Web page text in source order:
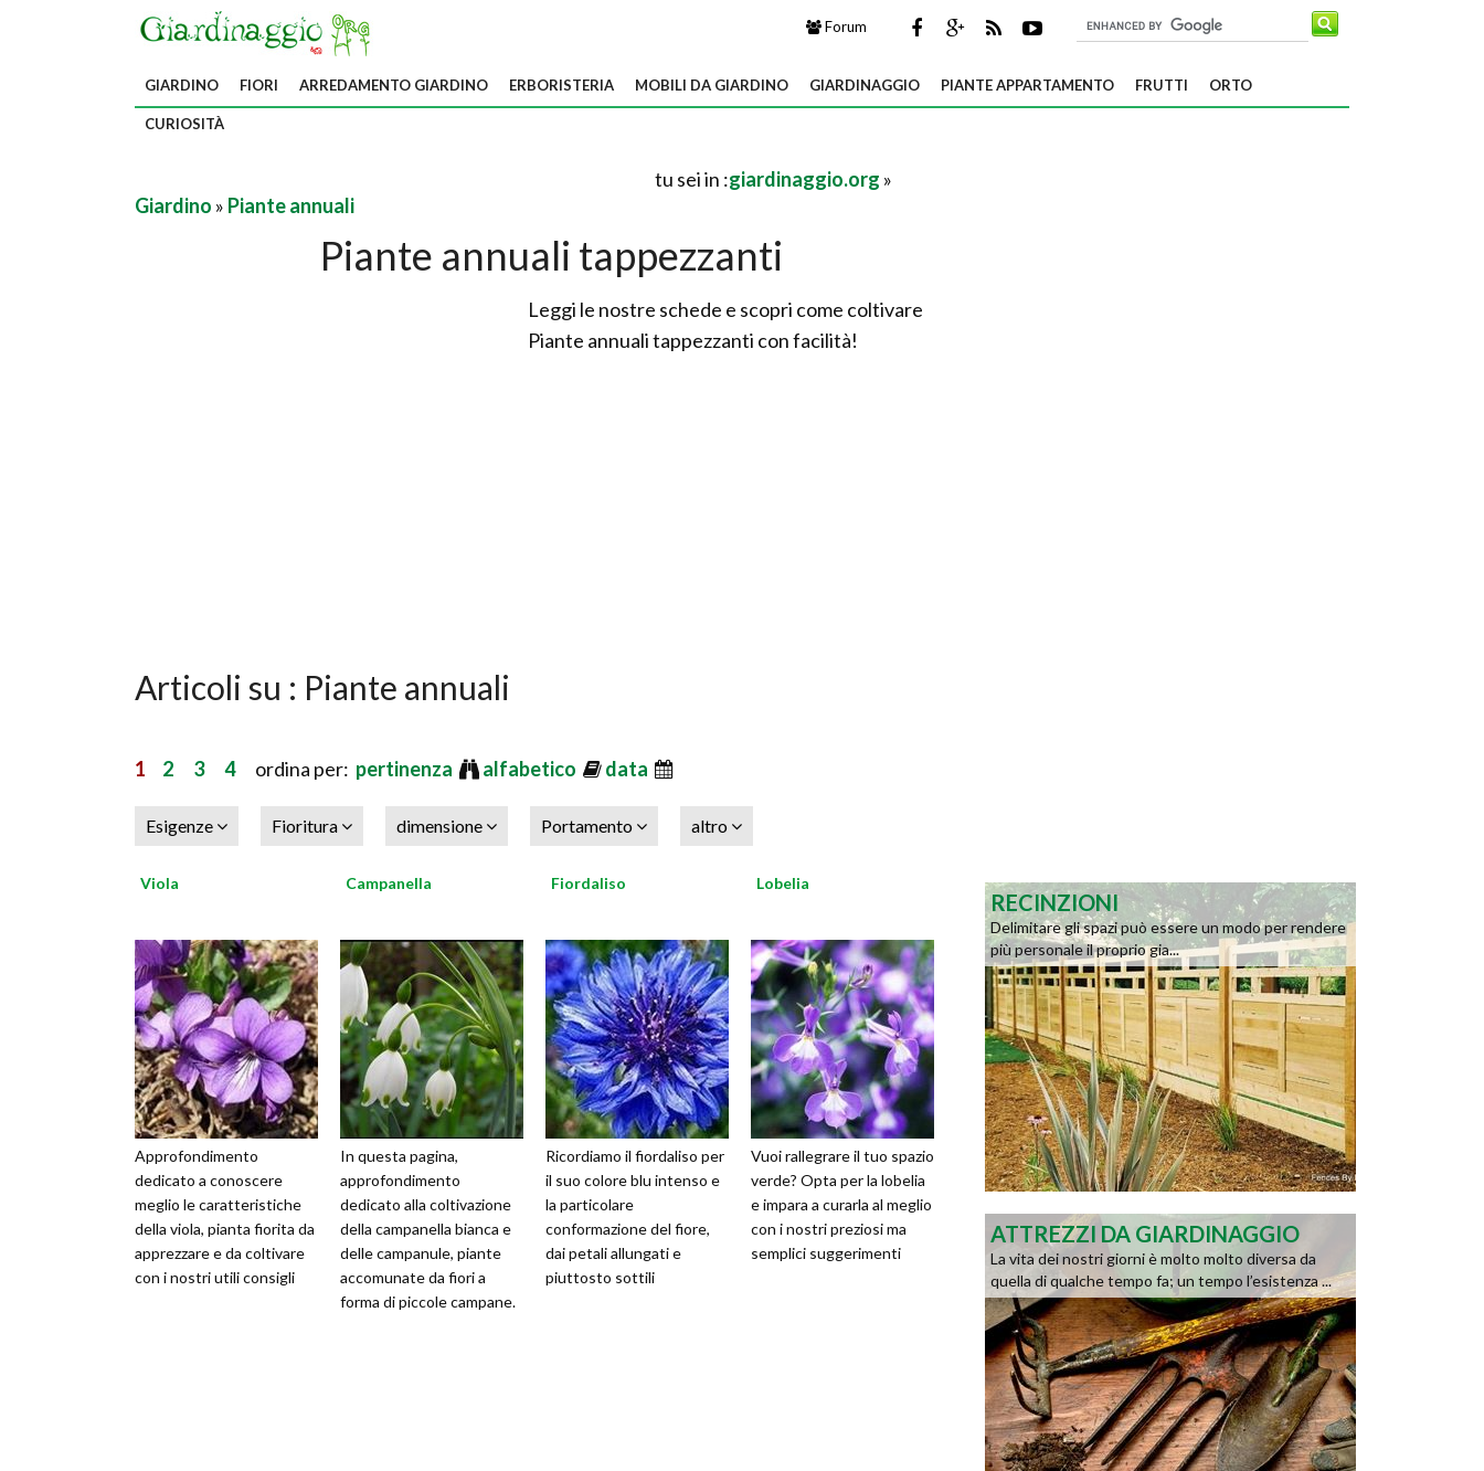
Forum
GIARDINO FIORI ARREDAMENTO GIARDINO ERBORISTERIA MOBILI DA GIARDINO GIARDINAGGIO PIANTE APPARTAMENTO FRUTTI ORTO
CURIOSITÀ
tu sei in :giardinaggio.org »
Giardino » Piante annuali
Piante annuali tappezzanti
Leggi le nostre schede e scopri come coltivare
Piante annuali tappezzanti con facilità!
Articoli su : Piante annuali
1 2 3 4ordina per: pertinenza alfabetico data
Esigenze Fioritura dimensione Portamento altro
Viola
Approfondimento
dedicato a conoscere
meglio le caratteristiche
della viola, pianta fiorita da
apprezzare e da coltivare
con i nostri utili consigli
Campanella
In questa pagina,
approfondimento
dedicato alla coltivazione
della campanella bianca e
delle campanule, piante
accomunate da fiori a
forma di piccole campane.
Fiordaliso
Ricordiamo il fiordaliso per
il suo colore blu intenso e
la particolare
conformazione del fiore,
dai petali allungati e
piuttosto sottili
Lobelia
Vuoi rallegrare il tuo spazio
verde? Opta per la lobelia
e impara a curarla al meglio
con i nostri preziosi ma
semplici suggerimenti
RECINZIONI
Delimitare gli spazi può essere un modo per rendere
più personale il proprio gia...
ATTREZZI DA GIARDINAGGIO
La vita dei nostri giorni è molto molto diversa da
quella di qualche tempo fa; un tempo l’esistenza ...